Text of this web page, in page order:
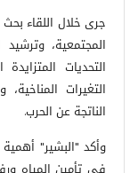
جرى خلال اللقاء
المجتمعية،
التحديات
التغيرات
الناتجة عن الحرب.
وأكد "البشير"